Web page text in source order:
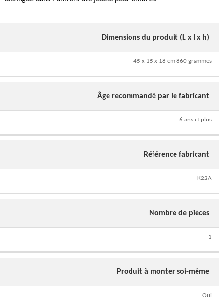
Dimensions du produit (L x l x h)
45 x 15 x 18 cm 860 grammes
Âge recommandé par le fabricant
6 ans et plus
Référence fabricant
K22A
Nombre de pièces
1
Produit à monter soi-même
Oui